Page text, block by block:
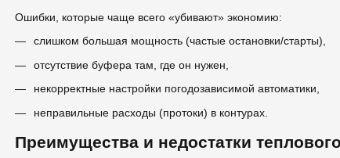
Ошибки, которые чаще всего «убивают» экономию:
слишком большая мощность (частые остановки/старты),
отсутствие буфера там, где он нужен,
некорректные настройки погодозависимой автоматики,
неправильные расходы (протоки) в контурах.
Преимущества и недостатки